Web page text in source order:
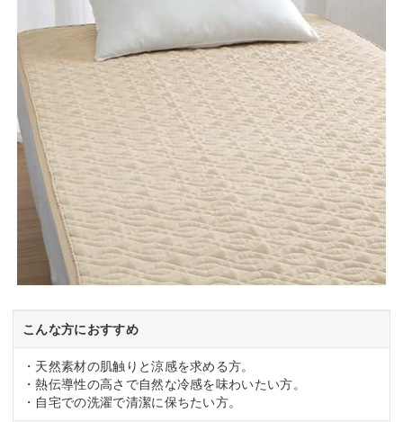
こんな方におすすめ
・天然素材の肌触りと涼感を求める方。
・熱伝導性の高さで自然な冷感を味わいたい方。
・自宅での洗濯で清潔に保ちたい方。